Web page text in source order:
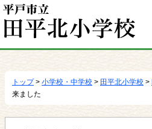
動
トップ> 小学校・中学校 > 田平北小学校 >
来ました